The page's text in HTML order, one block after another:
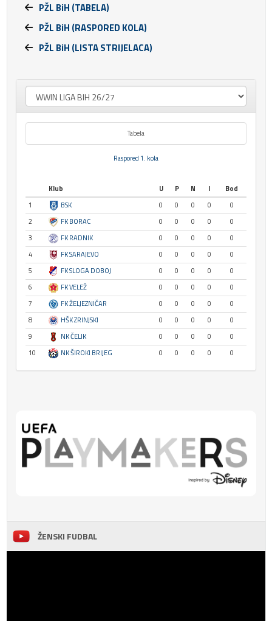
PŽL BiH (TABELA)
PŽL BiH (RASPORED KOLA)
PŽL BiH (LISTA STRIJELACA)
Tabela
Raspored 1. kola
Klub U P N I
Bod
1
BSK 0 0 0 0
0
2
FK BORAC 0 0 0 0
0
3
FK RADNIK 0 0 0 0
0
4
FK SARAJEVO 0 0 0 0
0
5
FK SLOGA DOBOJ 0 0 0 0
0
6
FK VELEŽ 0 0 0 0
0
7
FK ŽELJEZNIČAR 0 0 0 0
0
8
HŠK ZRINJSKI 0 0 0 0
0
9
NK ČELIK 0 0 0 0
0
10
NK ŠIROKI BRIJEG 0 0 0 0 0
ŽENSKI FUDBAL